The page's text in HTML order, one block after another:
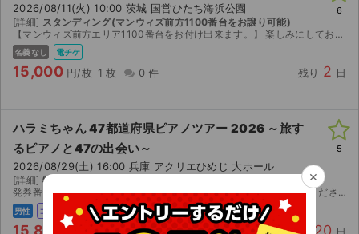
2026/08/11(火) 10:00 茨城 国営ひたち海浜公園
[詳細] スタンディング(マンウィズ前方1100番台をお譲り可能)
【マンウィズ前方エリア1100番台をお付け出来ます。】 楽しみにしておりましたが、身内の問題で行けなくなり出品いたします。 ローチケで購入しました。ローチケアプリでのお譲りになります。(前方エ...
名義なし 電チケ
15,000 円/枚 1 枚 0 件 残り 2 日
6
ハラミちゃん 47都道府県ピアノツアー 2026 ～旅す
るピアノと47の出会い～
2026/08/29(土) 16:00 兵庫 アクリエひめじ 大ホール
[詳細] 特上ハラミチケット座席未定
発券番号をお伝えしますので各コンビニにて紙チケットを発券してください。お座席は紙チケットを発券してみないと分かりませんのでご検討宜しくお願い致します。
男性 コンビニ
15,800 20
5
×